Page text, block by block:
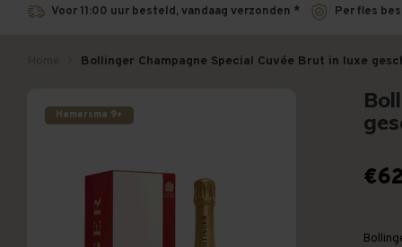
Voor 11:00 uur besteld, vandaag verzonden * Per fles
Bollinger Champagne Special Cuvée Brut in luxe
Hamersma 9+